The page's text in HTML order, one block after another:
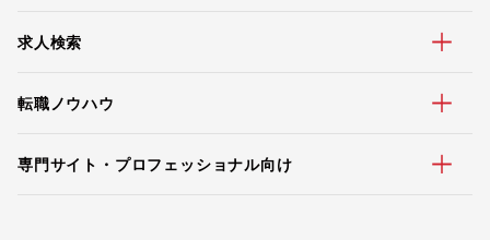
求人検索
転職ノウハウ
専門サイト・プロフェッショナル向け